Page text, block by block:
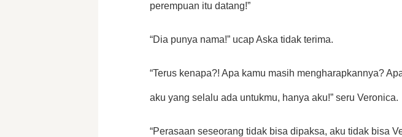
perempuan itu datang!”
“Dia punya nama!” ucap Aska tidak terima.
“Terus kenapa?! Apa kamu masih mengharapkannya?
aku yang selalu ada untukmu, hanya aku!” seru Veronica.
“Perasaan seseorang tidak bisa dipaksa, aku tidak bisa